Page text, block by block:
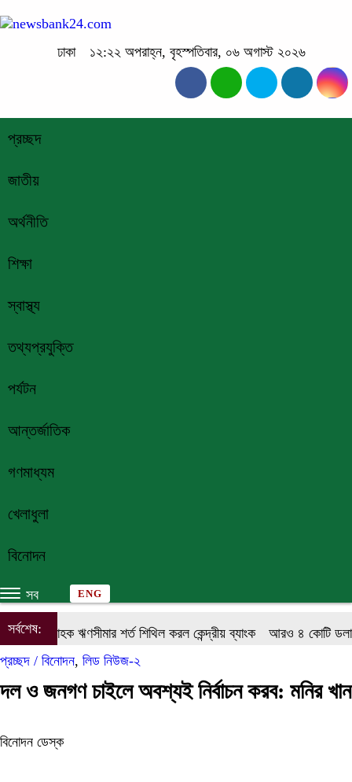
ঢাকা ১২:২২ অপরাহ্ন, বৃহস্পতিবার, ০৬ অগাস্ট ২০২৬
প্রচ্ছদ
জাতীয়
অর্থনীতি
শিক্ষা
স্বাস্থ্য
তথ্যপ্রযুক্তি
পর্যটন
আন্তর্জাতিক
গণমাধ্যম
খেলাধুলা
বিনোদন
সব ENG
সর্বশেষ:
একক গ্রাহক ঋণসীমার শর্ত শিথিল করল কেন্দ্রীয় ব্যাংক
আরও ৪ কোটি ডলার
প্রচ্ছদ / বিনোদন, লিড নিউজ-২
দল ও জনগণ চাইলে অবশ্যই নির্বাচন করব: মনির খান
বিনোদন ডেস্ক